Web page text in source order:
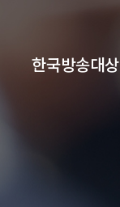
한국방송대상